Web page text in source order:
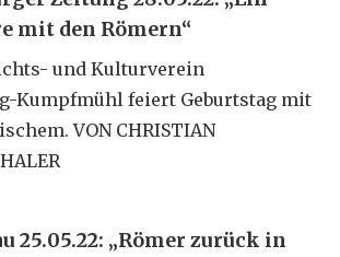
mit den Römern“
und Kulturverein
Kumpfmühl feiert Geburtstag mit
VON CHRISTIAN
25.05.22: „Römer zurück in